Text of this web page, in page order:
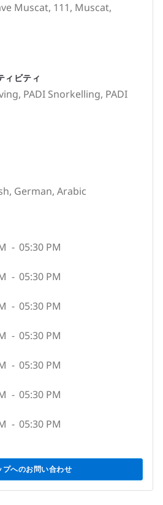
ィビティ
PADI Snorkelling, PADI
German, Arabic
- 05:30 PM
- 05:30 PM
- 05:30 PM
- 05:30 PM
- 05:30 PM
- 05:30 PM
- 05:30 PM
プへのお問い合わせ
Muscat, 111, Muscat,